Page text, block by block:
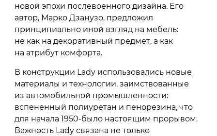
новой эпохи послевоенного дизайна. Его
автор, Марко Дзанузо, предложил
принципиально иной взгляд на мебель:
не как на декоративный предмет, а как
на атрибут комфорта.
В конструкции Lady использовались новые
материалы и технологии, заимствованные
из автомобильной промышленности:
вспененный полиуретан и пенорезина, что
для начала 1950-было настоящим прорывом.
Важность Lady связана не только